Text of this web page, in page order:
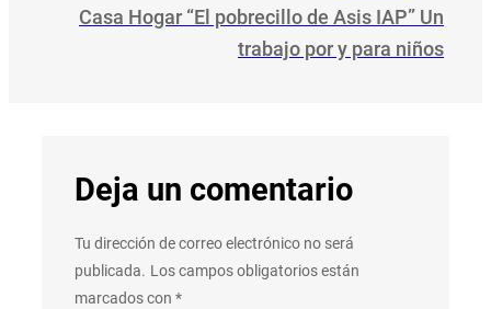
Casa Hogar “El pobrecillo de Asis IAP” Un
trabajo por y para niños
Deja un comentario
Tu dirección de correo electrónico no será
publicada. Los campos obligatorios están
marcados con *